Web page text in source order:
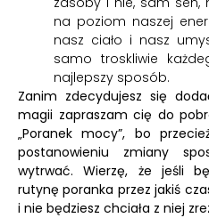
na poziom naszej
nasz ciało i nasz
samo troskliwie
najlepszy sposób.
Zanim zdecydujesz się
magii zapraszam cię do
„Poranek mocy”, bo
postanowieniu zmiany
wytrwać. Wierzę, że jeśli
rutynę poranka przez jakiś
i nie będziesz chciała z niej